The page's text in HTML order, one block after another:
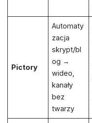
Pictory
Automaty
zacja
skrypt/bl
og →
wideo,
kanały
bez
twarzy